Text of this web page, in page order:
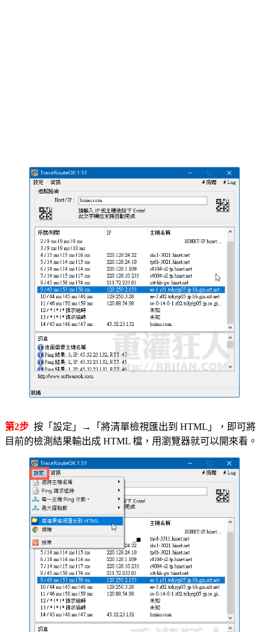
第2步 按「設定」→「將清單檢視匯出到 HTML」，即可將
目前的檢測結果輸出成 HTML 檔，用瀏覽器就可以開來看。